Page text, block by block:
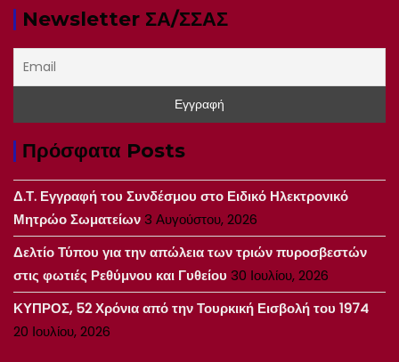
Newsletter ΣΑ/ΣΣΑΣ
Πρόσφατα Posts
Δ.Τ. Εγγραφή του Συνδέσμου στο Ειδικό Ηλεκτρονικό
Μητρώο Σωματείων3 Αυγούστου, 2026
Δελτίο Τύπου για την απώλεια των τριών πυροσβεστών
στις φωτιές Ρεθύμνου και Γυθείου 30 Ιουλίου, 2026
ΚΥΠΡΟΣ, 52 Χρόνια από την Τουρκική Εισβολή του 1974
20 Ιουλίου, 2026